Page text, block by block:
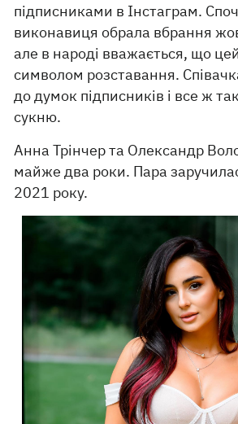
підписниками в Інстаграм.
виконавиця обрала вбрання
але в народі вважається, що
символом розставання.
до думок підписників і все ж
сукню.
Анна Трінчер та Олександр
майже два роки. Пара
2021 року.